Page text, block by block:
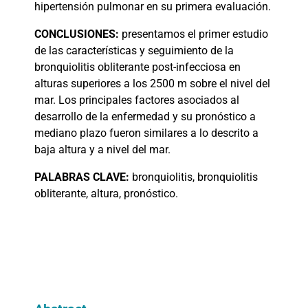
hipertensión pulmonar en su primera evaluación.
CONCLUSIONES: presentamos el primer estudio
de las características y seguimiento de la
bronquiolitis obliterante post-infecciosa en
alturas superiores a los 2500 m sobre el nivel del
mar. Los principales factores asociados al
desarrollo de la enfermedad y su pronóstico a
mediano plazo fueron similares a lo descrito a
baja altura y a nivel del mar.
PALABRAS CLAVE: bronquiolitis, bronquiolitis
obliterante, altura, pronóstico.